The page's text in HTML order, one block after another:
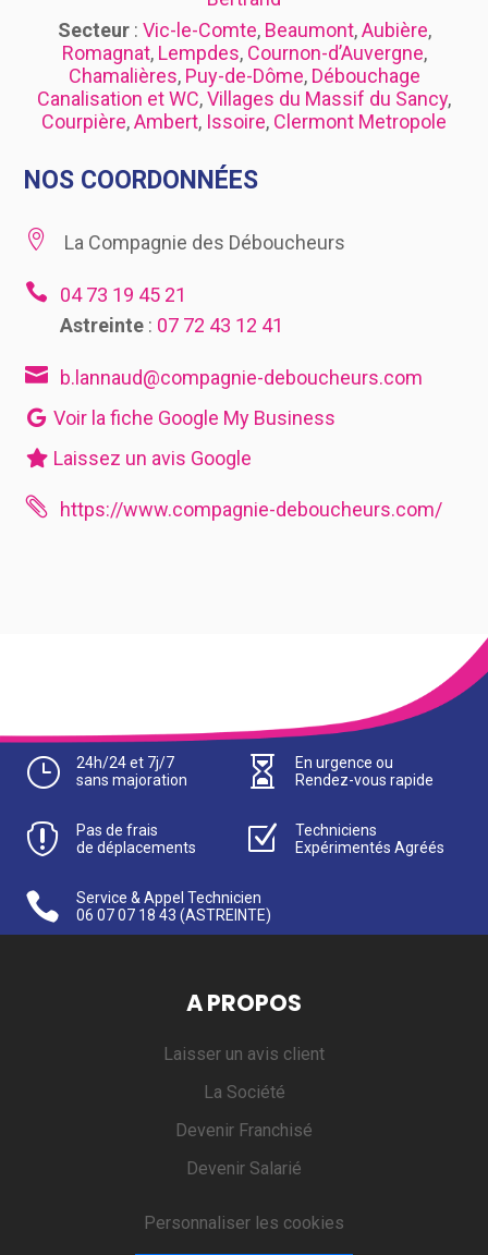
Secteur: Vic-le-Comte, Beaumont,Aubière,
Romagnat, Lempdes, Cournon-d’Auvergne,
Chamalières, Puy-de-Dôme, Débouchage
Canalisation et WC,Villages du Massif du Sancy,
Courpière,Ambert, Issoire, Clermont Metropole
NOS COORDONNÉES
 La Compagnie des Déboucheurs

04 73 19 45 21
Astreinte: 07 72 43 12 41

b.lannaud@compagnie-deboucheurs.com
Voir la fiche Google My Business
Laissez un avis Google
 https://www.compagnie-deboucheurs.com/
}
24h/24 et 7j/7
sans majoration

En urgence ou
Rendez-vous rapide

Pas de frais
de déplacements
Z
Techniciens
Expérimentés Agréés

Service & Appel Technicien
06 07 07 18 43 (ASTREINTE)
A PROPOS
Laisser un avis client
La Société
Devenir Franchisé
Devenir Salarié
Personnaliser les cookies